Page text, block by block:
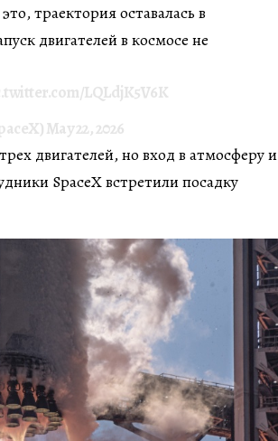
траектория оставалась в
двигателей в космосе не
LQLdjK5V6K
May 22, 2026
двигателей, но вход в атмосферу и
SpaceX встретили посадку